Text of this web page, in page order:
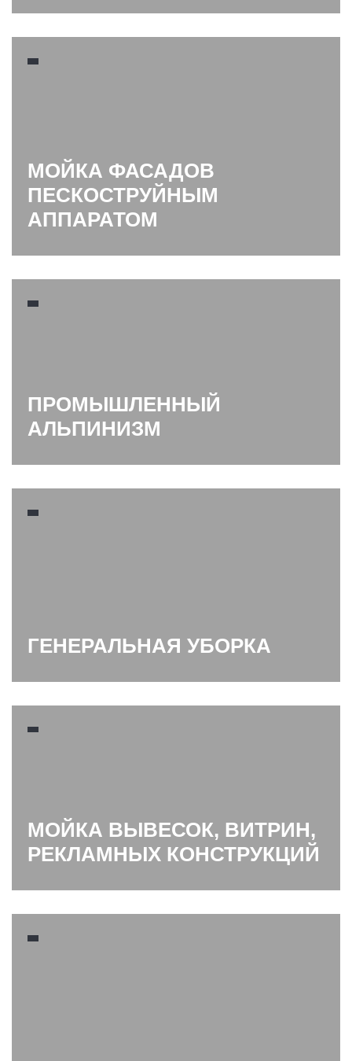
МОЙКА ФАСАДОВ
ПЕСКОСТРУЙНЫМ
АППАРАТОМ
ПРОМЫШЛЕННЫЙ
АЛЬПИНИЗМ
ГЕНЕРАЛЬНАЯ УБОРКА
МОЙКА ВЫВЕСОК, ВИТРИН,
РЕКЛАМНЫХ КОНСТРУКЦИЙ